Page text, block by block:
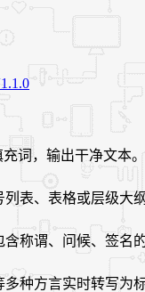
词，输出干净文本。
表、表格或层级大纲
称谓、问候、签名
种方言实时转写为